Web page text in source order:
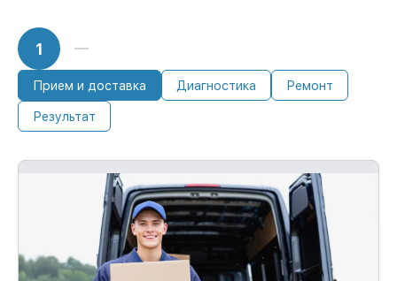
1
Прием и доставка Диагностика Ремонт
Результат